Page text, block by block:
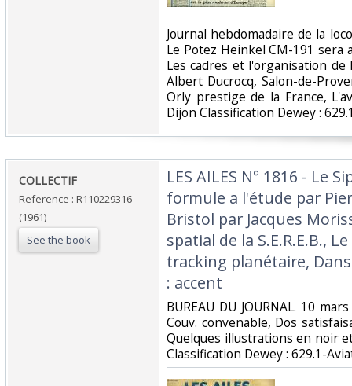
‎Journal hebdomadaire de la
Le Potez Heinkel CM-191 sera
Les cadres et l'organisation
Albert Ducrocq, Salon-de-
Orly prestige de la France,
Dijon Classification Dewey :
‎COLLECTIF‎
Reference : R110229316
(1961)
See the book
‎LES AILES N° 1816 - Le
formule a l'étude par
Bristol par Jacques
spatial de la S.E.R.E.B.,
tracking planétaire,
: accent‎
‎BUREAU DU JOURNAL. 10
Couv. convenable, Dos
Quelques illustrations en noir
Classification Dewey : 629.1-